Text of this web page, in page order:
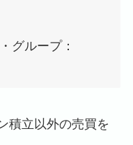
グループ：
積立以外の売買を